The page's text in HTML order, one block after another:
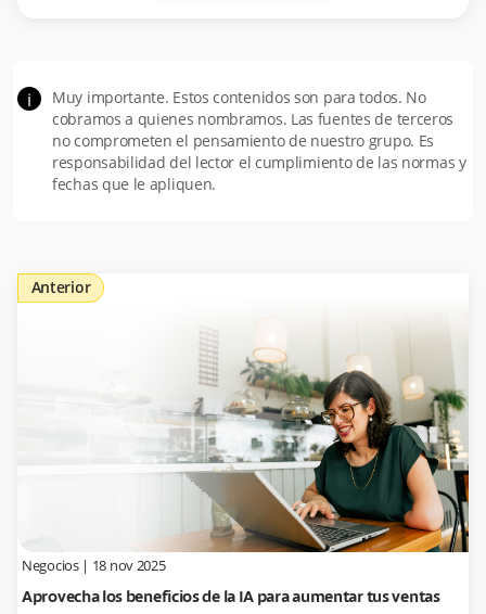
i
Muy importante. Estos contenidos son para todos. No
cobramos a quienes nombramos. Las fuentes de terceros
no comprometen el pensamiento de nuestro grupo. Es
responsabilidad del lector el cumplimiento de las normas y
fechas que le apliquen.
Anterior
Negocios| 18 nov 2025
Aprovecha los beneficios de la IA para aumentar tus ventas